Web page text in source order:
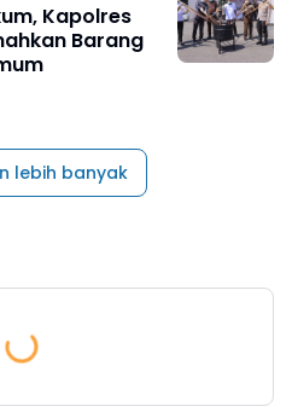
Kapolres
Barang
lebih banyak